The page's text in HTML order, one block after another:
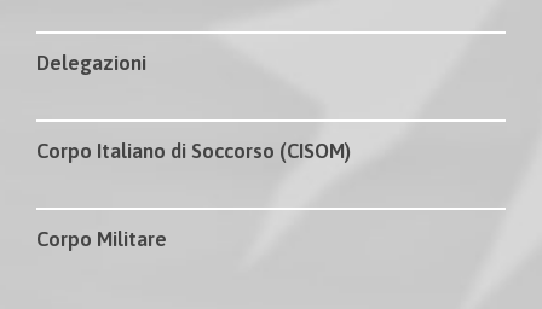
Delegazioni
Corpo Italiano di Soccorso (CISOM)
Corpo Militare